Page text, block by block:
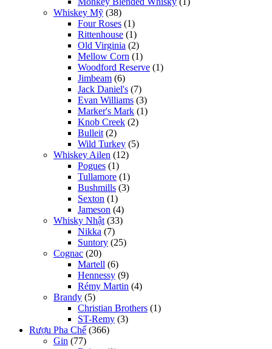
Whiskey Mỹ (38)
Four Roses (1)
Rittenhouse (1)
Old Virginia (2)
Mellow Corn (1)
Woodford Reserve (1)
Jimbeam (6)
Jack Daniel's (7)
Evan Williams (3)
Marker's Mark (1)
Knob Creek (2)
Bulleit (2)
Wild Turkey (5)
Whiskey Ailen (12)
Pogues (1)
Tullamore (1)
Bushmills (3)
Sexton (1)
Jameson (4)
Whisky Nhật (33)
Nikka (7)
Suntory (25)
Cognac (20)
Martell (6)
Hennessy (9)
Rémy Martin (4)
Brandy (5)
Christian Brothers (1)
ST-Remy (3)
Rượu Pha Chế (366)
Gin (77)